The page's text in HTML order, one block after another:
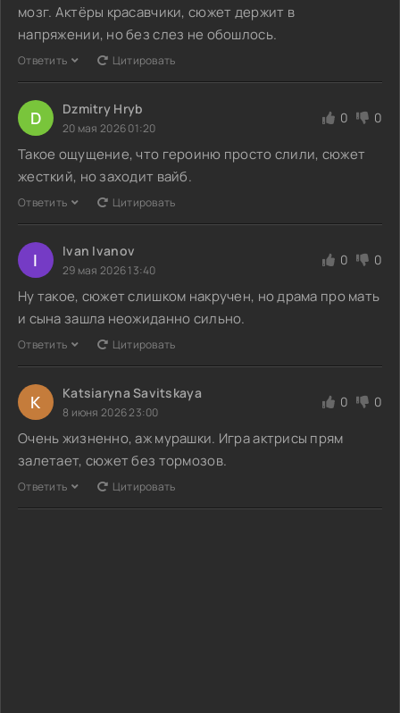
мозг. Актёры красавчики, сюжет держит в
напряжении, но без слез не обошлось.
Ответить Цитировать
D Dzmitry Hryb
20 мая 2026 01:20
0 0
Такое ощущение, что героиню просто слили, сюжет
жесткий, но заходит вайб.
Ответить Цитировать
I Ivan Ivanov
29 мая 2026 13:40
0 0
Ну такое, сюжет слишком накручен, но драма про мать
и сына зашла неожиданно сильно.
Ответить Цитировать
K Katsiaryna Savitskaya
8 июня 2026 23:00
0 0
Очень жизненно, аж мурашки. Игра актрисы прям
залетает, сюжет без тормозов.
Ответить Цитировать